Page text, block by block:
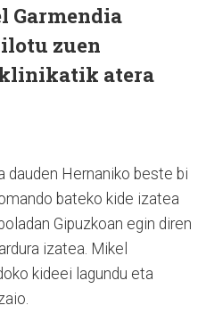
Garmendia
zuen
atera
dauden Hernaniko beste bi
bateko kide izatea
Gipuzkoan egin diren
izatea. Mikel
kideei lagundu eta